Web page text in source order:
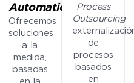
Automation
Ofrecemos
soluciones
a la
medida,
basadas
en la
Process
Outsourcing
de
procesos
basados
en